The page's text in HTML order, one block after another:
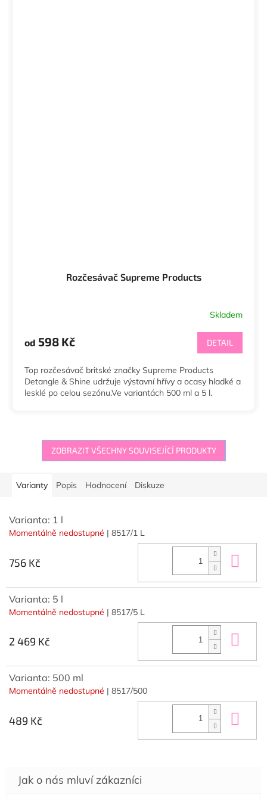
Rozčesávač Supreme Products
produktu
je
z
5
hvězdiček.
Skladem
od 598 Kč DETAIL
Top rozčesávač britské značky Supreme Products
Detangle & Shine udržuje výstavní hřívy a ocasy hladké a
lesklé po celou sezónu.Ve variantách 500 ml a 5 l.
ZOBRAZIT VŠECHNY SOUVISEJÍCÍ PRODUKTY
Varianty Popis Hodnocení Diskuze
Varianta: 1 l
Momentálně nedostupné | 8517/1 L
756 Kč
Varianta: 5 l
Momentálně nedostupné | 8517/5 L
2 469 Kč
Varianta: 500 ml
Momentálně nedostupné | 8517/500
489 Kč